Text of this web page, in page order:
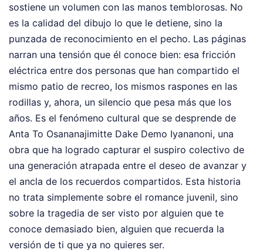
sostiene un volumen con las manos temblorosas. No
es la calidad del dibujo lo que le detiene, sino la
punzada de reconocimiento en el pecho. Las páginas
narran una tensión que él conoce bien: esa fricción
eléctrica entre dos personas que han compartido el
mismo patio de recreo, los mismos raspones en las
rodillas y, ahora, un silencio que pesa más que los
años. Es el fenómeno cultural que se desprende de
Anta To Osananajimitte Dake Demo Iyananoni, una
obra que ha logrado capturar el suspiro colectivo de
una generación atrapada entre el deseo de avanzar y
el ancla de los recuerdos compartidos. Esta historia
no trata simplemente sobre el romance juvenil, sino
sobre la tragedia de ser visto por alguien que te
conoce demasiado bien, alguien que recuerda la
versión de ti que ya no quieres ser.